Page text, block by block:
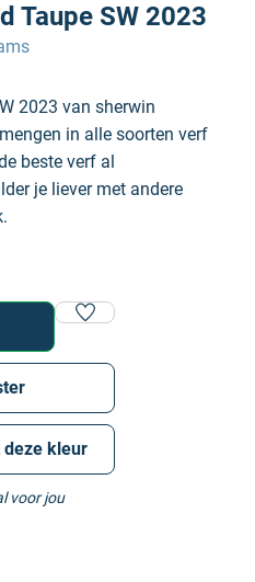
Taupe SW 2023
2023 van sherwin
in alle soorten verf
beste verf al
je liever met andere
kleur
voor jou